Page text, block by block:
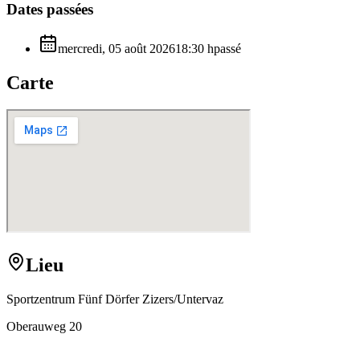
Dates passées
mercredi, 05 août 202618:30 hpassé
Carte
Lieu
Sportzentrum Fünf Dörfer Zizers/Untervaz
Oberauweg 20